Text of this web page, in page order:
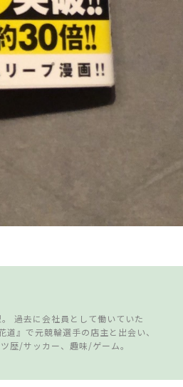
過去に会社員として働いていた
』で元競輪選手の店主と出会い、
歴/サッカー、趣味/ゲーム。